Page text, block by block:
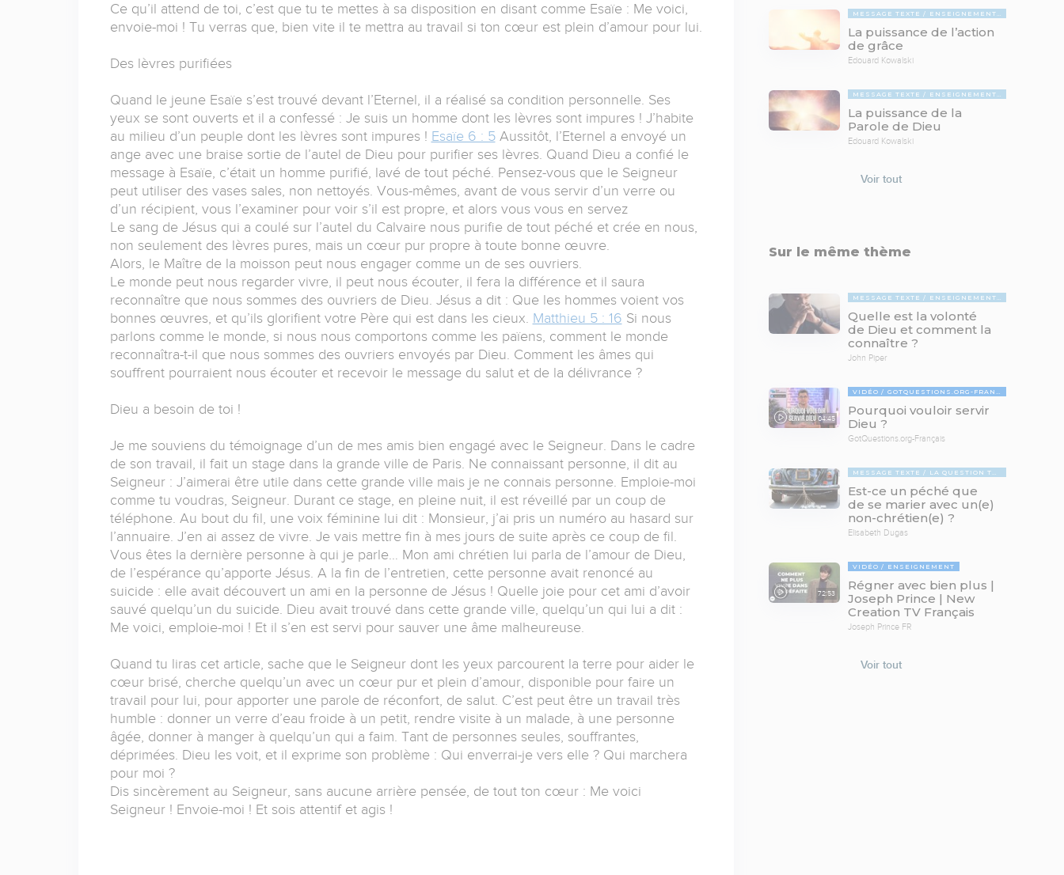
Ce qu’il attend de toi, c’est que tu te mettes à sa disposition en disant comme Esaïe : Me voici,
envoie-moi ! Tu verras que, bien vite il te mettra au travail si ton cœur est plein d’amour pour lui.
Des lèvres purifiées
Quand le jeune Esaïe s’est trouvé devant l’Eternel, il a réalisé sa condition personnelle. Ses
yeux se sont ouverts et il a confessé : Je suis un homme dont les lèvres sont impures ! J’habite
au milieu d’un peuple dont les lèvres sont impures ! Esaïe 6 : 5Aussitôt, l’Eternel a envoyé un
ange avec une braise sortie de l’autel de Dieu pour purifier ses lèvres. Quand Dieu a confié le
message à Esaïe, c’était un homme purifié, lavé de tout péché. Pensez-vous que le Seigneur
peut utiliser des vases sales, non nettoyés. Vous-mêmes, avant de vous servir d’un verre ou
d’un récipient, vous l’examiner pour voir s’il est propre, et alors vous vous en servez
Le sang de Jésus qui a coulé sur l’autel du Calvaire nous purifie de tout péché et crée en nous,
non seulement des lèvres pures, mais un cœur pur propre à toute bonne œuvre.
Alors, le Maître de la moisson peut nous engager comme un de ses ouvriers.
Le monde peut nous regarder vivre, il peut nous écouter, il fera la différence et il saura
reconnaître que nous sommes des ouvriers de Dieu. Jésus a dit : Que les hommes voient vos
bonnes œuvres, et qu’ils glorifient votre Père qui est dans les cieux. Matthieu 5 : 16 Si nous
parlons comme le monde, si nous nous comportons comme les païens, comment le monde
reconnaîtra-t-il que nous sommes des ouvriers envoyés par Dieu. Comment les âmes qui
souffrent pourraient nous écouter et recevoir le message du salut et de la délivrance ?
Dieu a besoin de toi !
Je me souviens du témoignage d’un de mes amis bien engagé avec le Seigneur. Dans le cadre
de son travail, il fait un stage dans la grande ville de Paris. Ne connaissant personne, il dit au
Seigneur : J’aimerai être utile dans cette grande ville mais je ne connais personne. Emploie-moi
comme tu voudras, Seigneur. Durant ce stage, en pleine nuit, il est réveillé par un coup de
téléphone. Au bout du fil, une voix féminine lui dit : Monsieur, j’ai pris un numéro au hasard sur
l’annuaire. J’en ai assez de vivre. Je vais mettre fin à mes jours de suite après ce coup de fil.
Vous êtes la dernière personne à qui je parle… Mon ami chrétien lui parla de l’amour de Dieu,
de l’espérance qu’apporte Jésus. A la fin de l’entretien, cette personne avait renoncé au
suicide : elle avait découvert un ami en la personne de Jésus ! Quelle joie pour cet ami d’avoir
sauvé quelqu’un du suicide. Dieu avait trouvé dans cette grande ville, quelqu’un qui lui a dit :
Me voici, emploie-moi ! Et il s’en est servi pour sauver une âme malheureuse.
Quand tu liras cet article, sache que le Seigneur dont les yeux parcourent la terre pour aider le
cœur brisé, cherche quelqu’un avec un cœur pur et plein d’amour, disponible pour faire un
travail pour lui, pour apporter une parole de réconfort, de salut. C’est peut être un travail très
humble : donner un verre d’eau froide à un petit, rendre visite à un malade, à une personne
âgée, donner à manger à quelqu’un qui a faim. Tant de personnes seules, souffrantes,
déprimées. Dieu les voit, et il exprime son problème : Qui enverrai-je vers elle ? Qui marchera
pour moi ?
Dis sincèrement au Seigneur, sans aucune arrière pensée, de tout ton cœur : Me voici
Seigneur ! Envoie-moi ! Et sois attentif et agis !
MESSAGE TEXTE ENSEIGNEMENTS BIBLIQUES
La puissance de l’action
de grâce
Edouard Kowalski
MESSAGE TEXTE ENSEIGNEMENTS BIBLIQUES
La puissance de la
Parole de Dieu
Edouard Kowalski
Voir tout
Sur le même thème
MESSAGE TEXTE ENSEIGNEMENTS BIBLIQUES
Quelle est la volonté
de Dieu et comment la
connaître ?
John Piper
04:45
VIDÉO GOTQUESTIONS.ORG-FRANÇAIS
Pourquoi vouloir servir
Dieu ?
GotQuestions.org-Français
MESSAGE TEXTE LA QUESTION TABOUE
Est-ce un péché que
de se marier avec un(e)
non-chrétien(e) ?
Elisabeth Dugas
72:53
VIDÉO ENSEIGNEMENT
Régner avec bien plus |
Joseph Prince | New
Creation TV Français
Joseph Prince FR
Voir tout